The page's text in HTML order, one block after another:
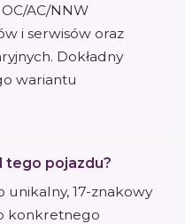
AC/NNW
i serwisów oraz
Dokładny
wariantu
tego pojazdu?
unikalny, 17-znakowy
konkretnego